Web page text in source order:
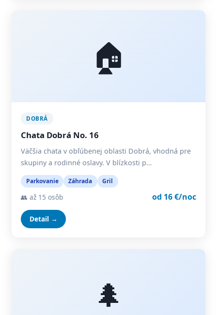
🏠
DOBRÁ
Chata Dobrá No. 16
Väčšia chata v obľúbenej oblasti Dobrá, vhodná pre
skupiny a rodinné oslavy. V blízkosti p…
Parkovanie Záhrada Gril
👥 až 15 osôb od 16 €/noc
Detail →
🌲